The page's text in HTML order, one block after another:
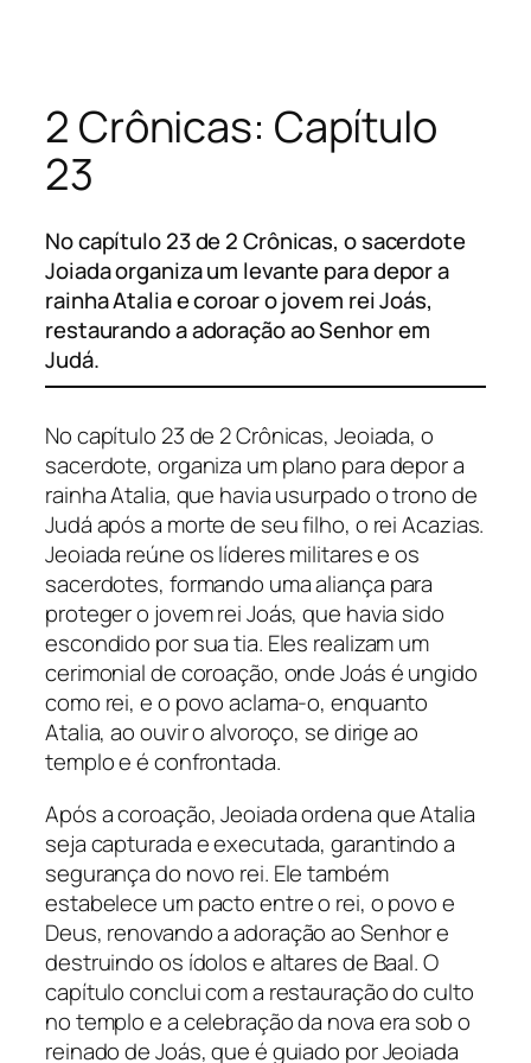
conteúdo
2 Crônicas: Capítulo
23
No capítulo 23 de 2 Crônicas, o sacerdote
Joiada organiza um levante para depor a
rainha Atalia e coroar o jovem rei Joás,
restaurando a adoração ao Senhor em
Judá.
No capítulo 23 de 2 Crônicas, Jeoiada, o
sacerdote, organiza um plano para depor a
rainha Atalia, que havia usurpado o trono de
Judá após a morte de seu filho, o rei Acazias.
Jeoiada reúne os líderes militares e os
sacerdotes, formando uma aliança para
proteger o jovem rei Joás, que havia sido
escondido por sua tia. Eles realizam um
cerimonial de coroação, onde Joás é ungido
como rei, e o povo aclama-o, enquanto
Atalia, ao ouvir o alvoroço, se dirige ao
templo e é confrontada.
Após a coroação, Jeoiada ordena que Atalia
seja capturada e executada, garantindo a
segurança do novo rei. Ele também
estabelece um pacto entre o rei, o povo e
Deus, renovando a adoração ao Senhor e
destruindo os ídolos e altares de Baal. O
capítulo conclui com a restauração do culto
no templo e a celebração da nova era sob o
reinado de Joás, que é guiado por Jeoiada